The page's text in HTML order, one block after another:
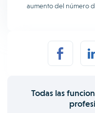
aumento del número
Todas las